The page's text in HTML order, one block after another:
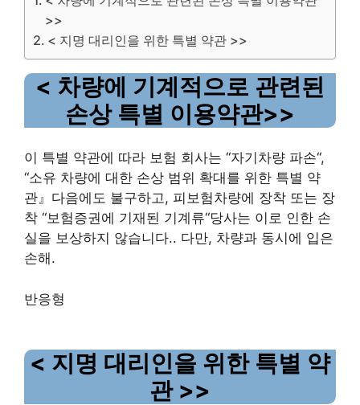
>>
< 지명 대리인을 위한 특별 약관 >>
< 차량에 기계적으로 관련된
손상 특별 이용약관>>
이 특별 약관에 따라 보험 회사는 “자기차량 파손“,
“소유 차량에 대한 손상 범위 확대를 위한 특별 약
관』 다음에도 불구하고, 피보험차량에 장착 또는 장
착 “보험증권에 기재된 기계류“당사는 이로 인한 손
실을 보상하지 않습니다.. 다만, 차량과 동시에 입은
손해 .
반응형
< 지명 대리인을 위한 특별 약
관 >>